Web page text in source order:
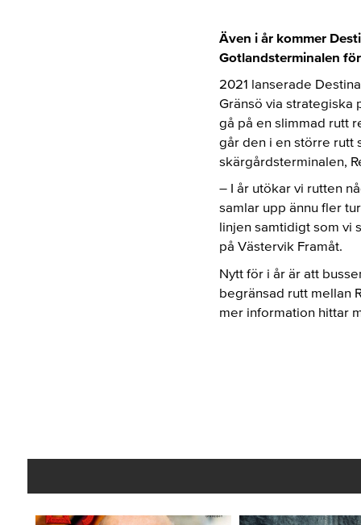
Även i år kommer
Gotlandsterminalen
2021 lanserade
Gränsö via strategiska
gå på en slimmad rutt
går den i en större rutt
skärgårdsterminalen,
– I år utökar vi rutten
samlar upp ännu fler
linjen samtidigt som vi
på Västervik Framåt.
Nytt för i år är att
begränsad rutt mellan
mer information hittar